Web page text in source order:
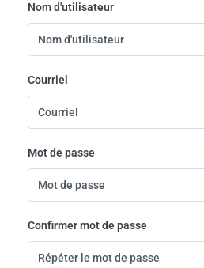
Nom d'utilisateur
Courriel
Mot de passe
Confirmer mot de passe